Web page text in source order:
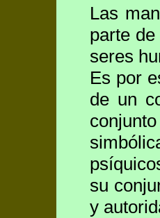
Las
parte
seres
Es por
de un
su
y